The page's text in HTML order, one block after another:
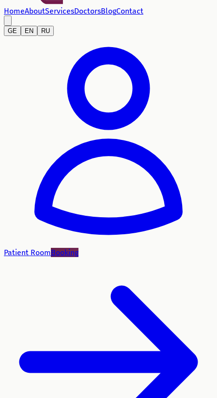
HomeAboutServicesDoctorsBlogContact
GE EN RU
Patient RoomBooking